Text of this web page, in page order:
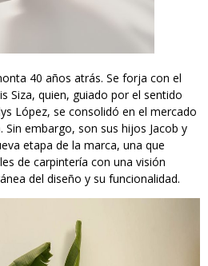
40 años atrás. Se forja con el
Siza, quien, guiado por el sentido
López, se consolidó en el mercado
embargo, son sus hijos Jacob y
etapa de la marca, una que
de carpintería con una visión
del diseño y su funcionalidad.